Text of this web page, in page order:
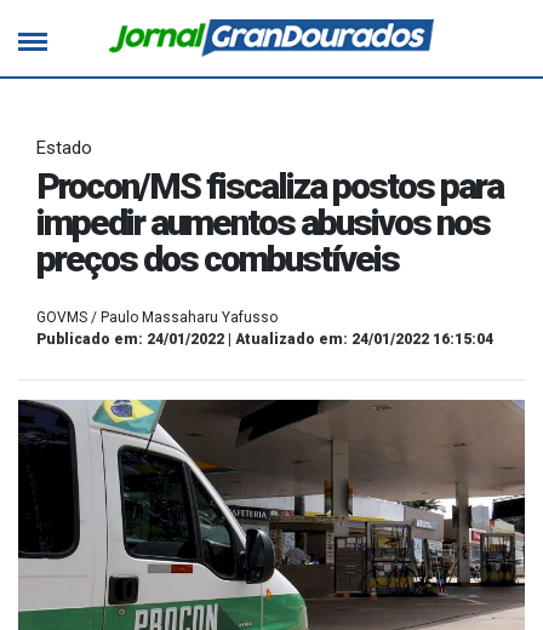
Estado
Procon/MS fiscaliza postos para
impedir aumentos abusivos nos
preços dos combustíveis
GOVMS / Paulo Massaharu Yafusso
Publicado em: 24/01/2022 | Atualizado em: 24/01/2022 16:15:04